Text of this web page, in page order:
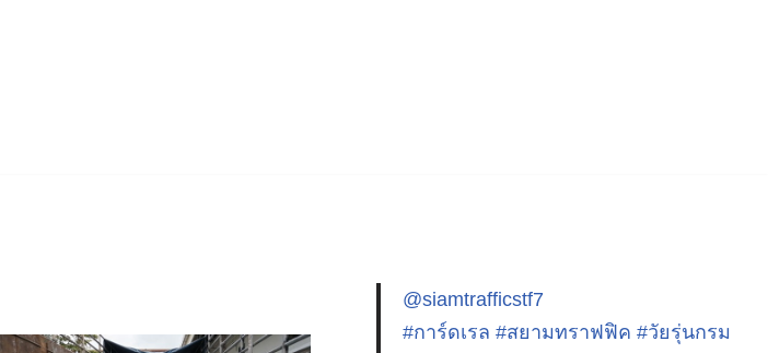
@siamtrafficstf7
#การ์ดเรล #สยามทราฟฟิค #วัยรุ่นกรม